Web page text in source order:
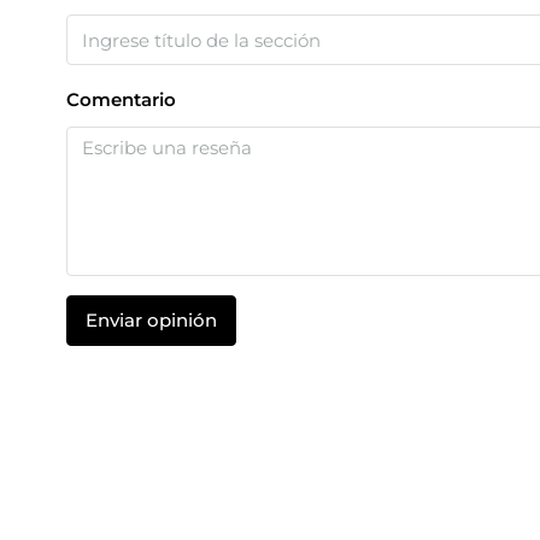
Comentario
Enviar opinión